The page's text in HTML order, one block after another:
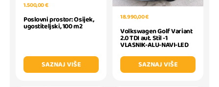
1.500,00 €
Poslovni prostor: Osijek,
ugostiteljski, 100 m2
SAZNAJ VIŠE
18.990,00 €
Volkswagen Golf Variant
2.0 TDI aut. Stil -1
VLASNIK-ALU-NAVI-LED
SAZNAJ VIŠE